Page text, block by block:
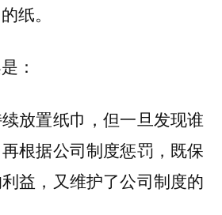
纸。
：
放置纸巾，但一旦发现谁
根据公司制度惩罚，既保
益，又维护了公司制度的